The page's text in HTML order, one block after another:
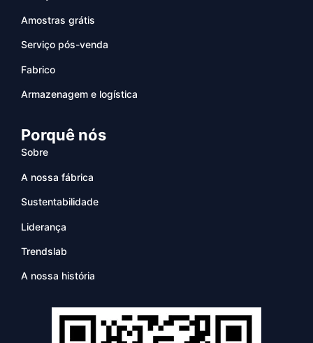
Amostras grátis
Serviço pós-venda
Fabrico
Armazenagem e logística
Porquê nós
Sobre
A nossa fábrica
Sustentabilidade
Liderança
Trendslab
A nossa história